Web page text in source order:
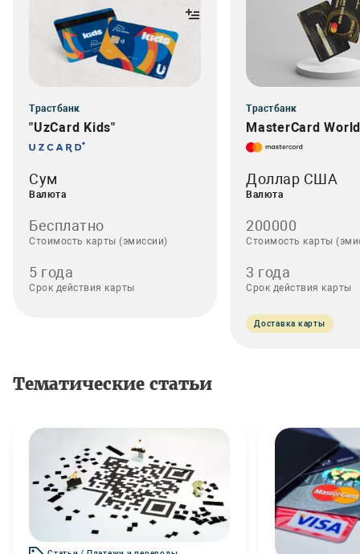
Трастбанк
"UzCard Kids"
Сум
Валюта
Бесплатно
Стоимость карты (эмиссии)
5 года
Срок действия карты
Трастбанк
MasterCard
Доллар США
Валюта
200000
Стоимость карты
3 года
Срок действия карты
Доставка карты
Тематические статьи